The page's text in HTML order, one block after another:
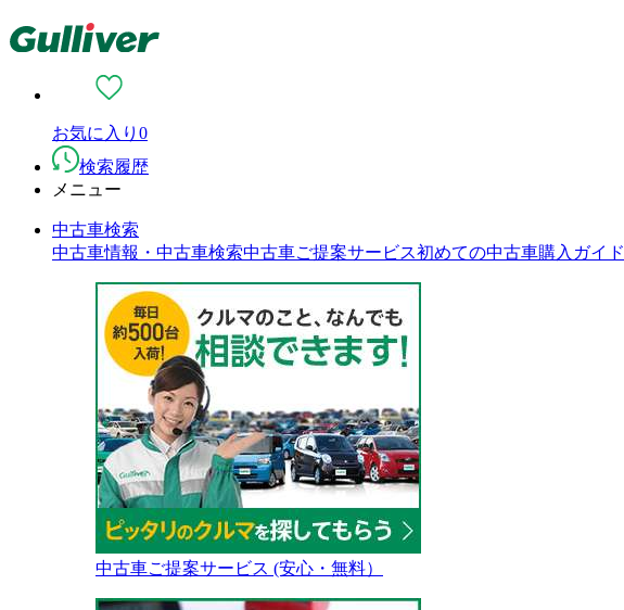
お気に入り 0
検索履歴
メニュー
中古車検索
中古車情報・中古車検索中古車ご提案サービス初めての中古車購入ガイド
中古車ご提案サービス (安心・無料）